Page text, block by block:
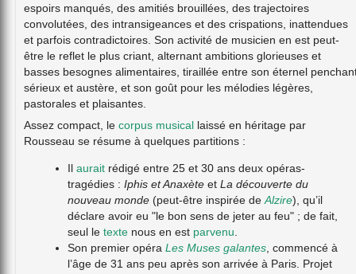
espoirs manqués, des amitiés brouillées, des trajectoires
convolutées, des intransigeances et des crispations, inattendues
et parfois contradictoires. Son activité de musicien en est peut-
être le reflet le plus criant, alternant ambitions glorieuses et
basses besognes alimentaires, tiraillée entre son éternel
sérieux et austère, et son goût pour les mélodies légères,
pastorales et plaisantes.
Assez compact, le corpus musical laissé en héritage par
Rousseau se résume à quelques partitions :
Ilaurait rédigé entre 25 et 30 ans deux opéras-
tragédies :Iphis et Anaxète etLa découverte du
nouveau monde (peut-être inspirée deAlzire), qu’il
déclare avoir eu "le bon sens de jeter au feu" ; de fait,
seul letexte nous en est parvenu
Son premier opéraLes Muses galantes , commencé à
l’âge de 31 ans peu après son arrivée à Paris. Projet